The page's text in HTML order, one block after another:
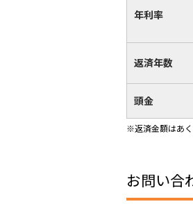
年利率
返済年数
頭金
※返済金額はあく
お問い合